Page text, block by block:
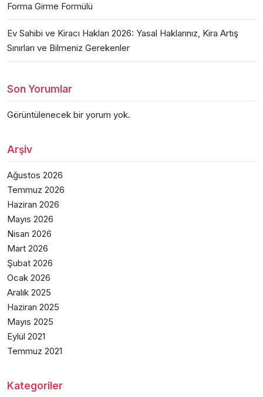
Forma Girme Formülü
Ev Sahibi ve Kiracı Hakları 2026: Yasal Haklarınız, Kira Artış
Sınırları ve Bilmeniz Gerekenler
Son Yorumlar
Görüntülenecek bir yorum yok.
Arşiv
Ağustos 2026
Temmuz 2026
Haziran 2026
Mayıs 2026
Nisan 2026
Mart 2026
Şubat 2026
Ocak 2026
Aralık 2025
Haziran 2025
Mayıs 2025
Eylül 2021
Temmuz 2021
Kategoriler